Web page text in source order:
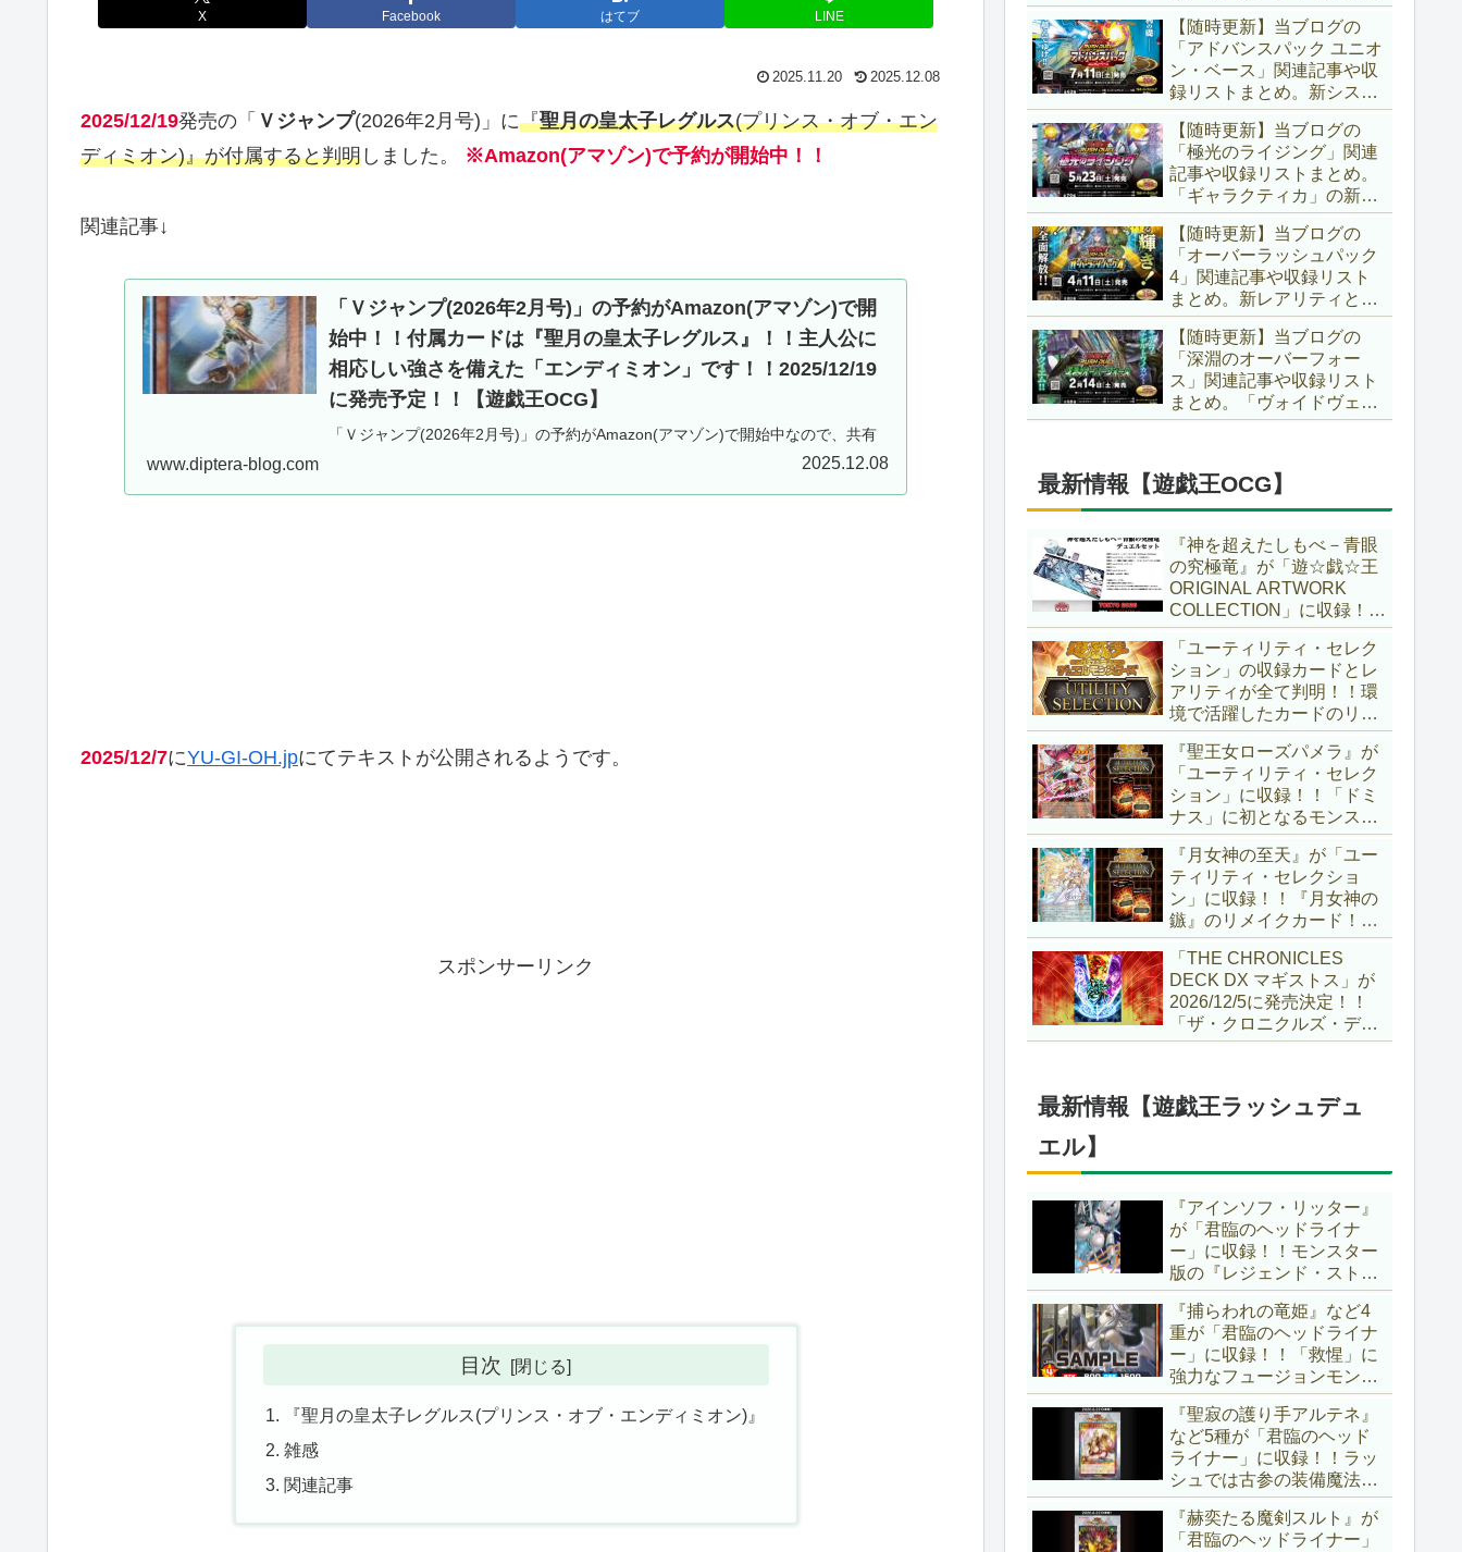
X Facebook はてブ LINE
2025.11.20 2025.12.08
2025/12/19発売の「 Ｖジャンプ(2026年2月号)」に『聖月の皇太子レグルス(プリンス・オブ・エン
ディミオン)』が付属すると判明 しました。 ※Amazon(アマゾン)で予約が開始中！！
関連記事↓
「Ｖジャンプ(2026年2月号)」の予約がAmazon(アマゾン)で開
始中！！付属カードは『聖月の皇太子レグルス』！！主人公に
相応しい強さを備えた「エンディミオン」です！！2025/12/19
に発売予定！！【遊戯王OCG】
「Ｖジャンプ(2026年2月号)」の予約がAmazon(アマゾン)で開始中なので、共有
した記事となります。付属カードは『聖月の皇太子レグルス』！！主人公に相応
www.diptera-blog.com 2025.12.08
2025/12/7にYU-GI-OH.jpにてテキストが公開されるようです。
スポンサーリンク
目次
『聖月の皇太子レグルス(プリンス・オブ・エンディミオン)』
雑感
関連記事
ンズ」は相手モンスターを
リリース！！また、新テー
マとして「救惺」、「ヘル
シィ」、「ゴエゴエ」も登
場です！！【遊戯王ラッシ
ュデュエル】
【随時更新】当ブログの
「アドバンスパック ユニオ
ン・ベース」関連記事や収
録リストまとめ。新システ
ム「ユニオンフュージョ
ン」の登場により、ようや
く原作さながらの「ＸＹ
Ｚ」が使用可能となりまし
た！！【遊戯王ラッシュデ
ュエル】
【随時更新】当ブログの
「極光のライジング」関連
記事や収録リストまとめ。
「ギャラクティカ」の新た
なフュージョンモンスター
やイラスト違い、「報道」
の強化に加え、幻竜族の新
テーマ「纏竜」も登場で
す！！【遊戯王ラッシュデ
ュエル】
【随時更新】当ブログの
「オーバーラッシュパック
4」関連記事や収録リスト
まとめ。新レアリティとし
てフルオーバーラッシュレ
ア仕様が初登場！！そし
て、OCGの大人気テーマ
「霊使い」も同時に実装さ
れています！！【遊戯王ラ
【随時更新】当ブログの
「深淵のオーバーフォー
ス」関連記事や収録リスト
まとめ。「ヴォイドヴェル
グ」や「夢中」、「ラ
「コスモス姫」などの人気
テーマ強化に加え、「冥
跡」もテーマ化です！！
【遊戯王ラッシュデュエ
ル】
最新情報【遊戯王OCG】
『神を超えたしもべ－青眼
の究極竜』が「遊☆戯☆王
ORIGINAL ARTWORK
COLLECTION」に収録！！
3回の攻撃と除去、強固な
耐性と、正しく『強靭！無
敵！最強！』な「ブルーア
イズ」が登場です！！【遊
戯王OCG】
「ユーティリティ・セレク
ション」の収録カードとレ
アリティが全て判明！！環
境で活躍したカードのリメ
イクが多数収録！！調整版
『墓穴の指名者』や「ドミ
ナス」の少女のカード化な
ど、注目要素が満載ですね
～。【遊戯王OCG】
『聖王女ローズパメラ』が
「ユーティリティ・セレク
ション」に収録！！「ドミ
ナス」に初となるモンスタ
ーが登場！！『聖王の粉
砕』や『列王詩篇』に描か
れていた少女で、実際にこ
の2種を強力にサポートし
ていますね！！【遊戯王
OCG】
『月女神の至天』が「ユー
ティリティ・セレクショ
ン」に収録！！『月女神の
鏃』のリメイクカード！！
選出傾向が読めなくなりま
したが、後攻向けとは言え
無効化範囲の広がった『墓
穴の指名者』はめちゃくち
ゃ強力ですね！？【遊戯王
「THE CHRONICLES
DECK DX マギストス」が
2026/12/5に発売決定！！
「ザ・クロニクルズ・デッ
キ」がリニューアル！！第
「エンディミオン」が選出
されています！！【遊戯王
最新情報【遊戯王ラッシュデュ
エル】
『アインソフ・リッター』
が「君臨のヘッドライナ
ー」に収録！！モンスター
版の『レジェンド・ストラ
イク』とも言える強力な蘇
生効果持ち！！そのステー
タスから、「救惺」との相
性も抜群に良いですね～。
【遊戯王ラッシュデュエ
ル】
『捕らわれの竜姫』など4
重が「君臨のヘッドライナ
ー」に収録！！「救惺」に
強力なフュージョンモンス
ターとサポーターが登
場！！性能の高さはもちろ
ん、イラストから推察され
る背景ストーリーも興味深
い……。【遊戯王ラッシュ
デュエル】
『聖寂の護り手アルテネ』
など5種が「君臨のヘッド
ライナー」に収録！！ラッ
シュでは古参の装備魔法
『アルテネの加護』がテー
マ化！！3種のユニオンが
存在し、天使族では汎用的
『赫奕たる魔剣スルト』が
「君臨のヘッドライナー」